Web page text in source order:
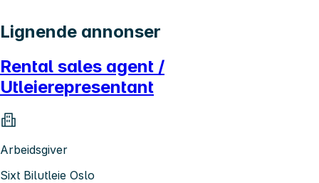
Lignende annonser
Rental sales agent /
Utleierepresentant
Arbeidsgiver
Sixt Bilutleie Oslo